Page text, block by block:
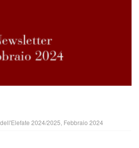
2024/2025, Febbraio 2024